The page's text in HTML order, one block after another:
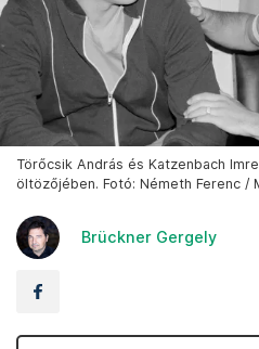
Törőcsik András és Katzenbach
öltözőjében. Fotó: Németh Ferenc /
Brückner Gergely